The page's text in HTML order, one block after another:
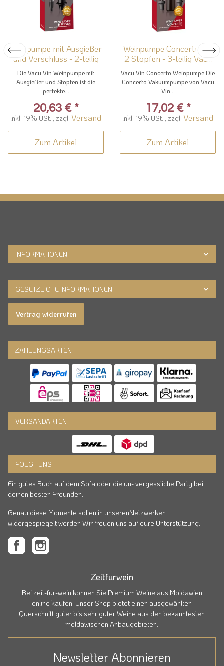
Weinpumpe mit Ausgießer
und Verschluss - 2-teilig
Die Vacu Vin Weinpumpe mit
Ausgießer und Stopfen ist die
perfekte...
20,63 € *
inkl. 19% USt. , zzgl. Versand
Zum Artikel
Weinpumpe Concerto mit
2 Stopfen - 3-teilig Vacu
Vin Set
Vacu Vin Concerto Weinpumpe Die
Concerto Vakuumpumpe von Vacu
Vin...
17,02 € *
inkl. 19% USt. , zzgl. Versand
Zum Artikel
INFORMATIONEN
GESETZLICHE INFORMATIONEN
Vertrag widerrufen
ZAHLUNGSARTEN
VERSANDARTEN
FOLGT UNS
Ein gutes Buch auf dem Sofa oder die un- vergessliche Party bei
deinen besten Freunden.
Genau diese Momente sollen in unserenNetzwerken
widergespiegelt werden Wir freuen uns auf eure Unterstützung.
Zeitfurwein
Bei zeit-für-wein können Sie Premium Weine aus Moldawien
online kaufen. Unser Shop bietet einen ausgewählten
Querschnitt guter bis sehr guter Weine aus den bekanntesten
moldawischen Anbaugebieten.
Newsletter Abonnieren